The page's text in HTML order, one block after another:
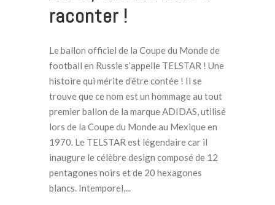
raconter !
Le ballon officiel de la Coupe du Monde de
football en Russie s’appelle TELSTAR ! Une
histoire qui mérite d’être contée ! Il se
trouve que ce nom est un hommage au tout
premier ballon de la marque ADIDAS, utilisé
lors de la Coupe du Monde au Mexique en
1970. Le TELSTAR est légendaire car il
inaugure le célèbre design composé de 12
pentagones noirs et de 20 hexagones
blancs. Intemporel,...